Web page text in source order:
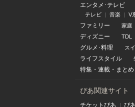
エンタメ･テレビ
テレビ 音楽 V
ファミリー 家庭
ディズニー TDL
グルメ･料理 ス
ライフスタイル
特集 ・ 連載 ・ まとめ
ぴあ関連サイト
チケットぴあ ぴ